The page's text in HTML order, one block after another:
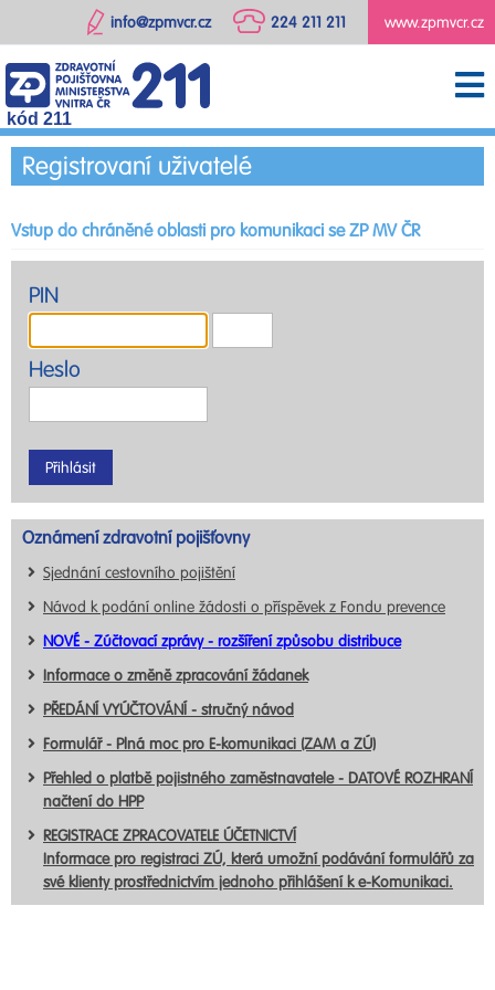
www.zpmvcr.cz
224 211 211
info@zpmvcr.cz
kód 211
Registrovaní uživatelé
Vstup do chráněné oblasti pro komunikaci se ZP MV ČR
PIN
Heslo
Oznámení zdravotní pojišťovny
Sjednání cestovního pojištění
Návod k podání online žádosti o příspěvek z Fondu prevence
NOVÉ - Zúčtovací zprávy - rozšíření způsobu distribuce
Informace o změně zpracování žádanek
PŘEDÁNÍ VYÚČTOVÁNÍ - stručný návod
Formulář - Plná moc pro E-komunikaci (ZAM a ZÚ)
Přehled o platbě pojistného zaměstnavatele - DATOVÉ ROZHRANÍ
načtení do HPP
REGISTRACE ZPRACOVATELE ÚČETNICTVÍ
Informace pro registraci ZÚ, která umožní podávání formulářů za
své klienty prostřednictvím jednoho přihlášení k e-Komunikaci.